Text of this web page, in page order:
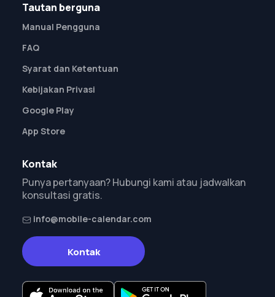
Tautan berguna
Manual Pengguna
FAQ
Syarat dan Ketentuan
Kebijakan Privasi
Google Play
App Store
Kontak
Punya pertanyaan? Hubungi kami atau jadwalkan
konsultasi gratis.
info@mobile-calendar.com
Kontak